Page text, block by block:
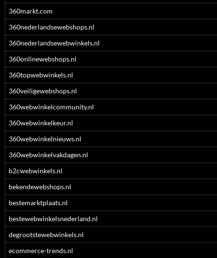
360markt.com
360nederlandsewebshops.nl
360nederlandsewebwinkels.nl
360onlinewebshops.nl
360topwebwinkels.nl
360veiligewebshops.nl
360webwinkelcommunity.nl
360webwinkelkeur.nl
360webwinkelnieuws.nl
360webwinkelvakdagen.nl
b2cwebwinkels.nl
bekendewebshops.nl
bestemarktplaats.nl
bestewebwinkelsnederland.nl
degrootstewebwinkels.nl
ecommerce-trends.nl